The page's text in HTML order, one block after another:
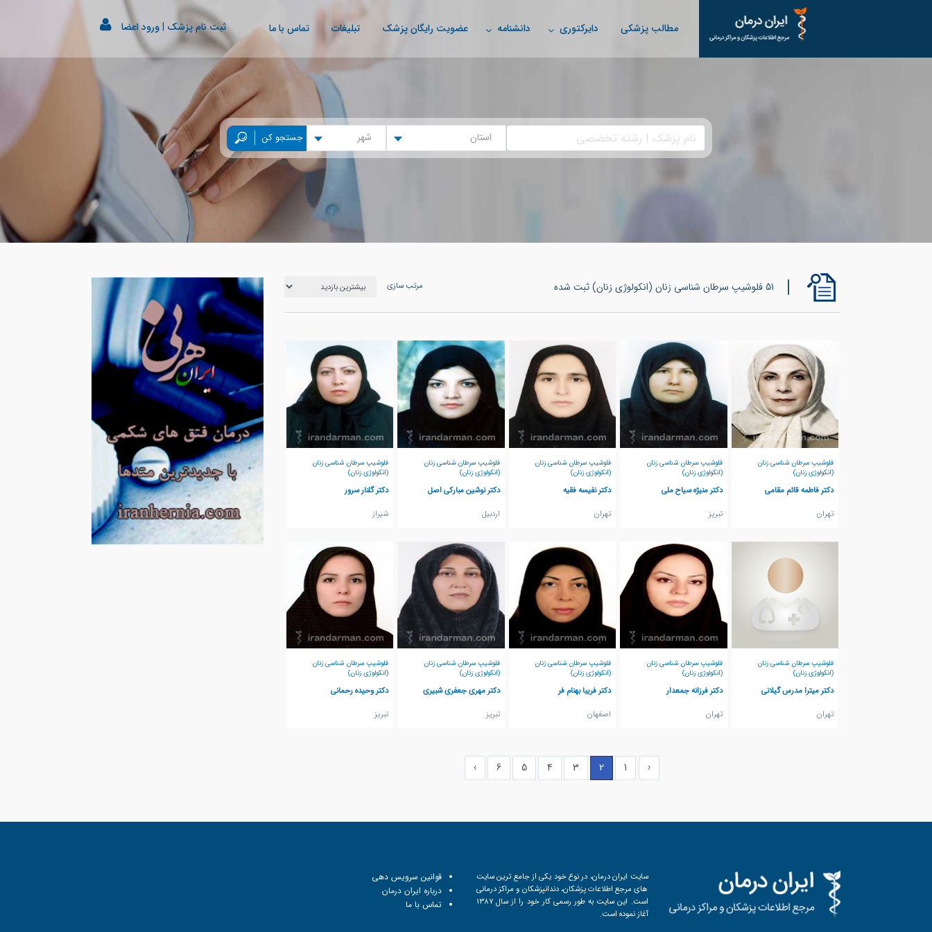
مطالب پزشکی دایرکتوری دانشنامه عضویت رایگان پزشک تبلیغات تماس با ما ثبت نام پزشک |ورود اعضا
استان شهر جستجو کن
51 فلوشیپ سرطان شناسی زنان (انکولوژی زنان) ثبت شده مرتب سازی
فلوشیپ سرطان شناسی زنان
(انکولوژی زنان)
دکتر فاطمه قائم مقامی
تهران
فلوشیپ سرطان شناسی زنان
(انکولوژی زنان)
دکتر منیژه سیاح ملی
تبريز
فلوشیپ سرطان شناسی زنان
(انکولوژی زنان)
دکتر نفیسه فقیه
تهران
فلوشیپ سرطان شناسی زنان
(انکولوژی زنان)
دکتر نوشین مبارکی اصل
اردبيل
فلوشیپ سرطان شناسی زنان
(انکولوژی زنان)
دکتر گلنار سرور
شيراز
فلوشیپ سرطان شناسی زنان
(انکولوژی زنان)
دکتر میترا مدرس گیلانی
تهران
فلوشیپ سرطان شناسی زنان
(انکولوژی زنان)
دکتر فرزانه جمعدار
تهران
فلوشیپ سرطان شناسی زنان
(انکولوژی زنان)
دکتر فریبا بهنام فر
اصفهان
فلوشیپ سرطان شناسی زنان
(انکولوژی زنان)
دکتر مهری جعفری شبیری
تبريز
فلوشیپ سرطان شناسی زنان
(انکولوژی زنان)
دکتر وحیده رحمانی
تبريز
‹
1
2
3
4
5
6
›
سایت ایران درمان، در نوع خود یکی از جامع ترین سایت
های مرجع اطلاعات پزشکان، دندانپزشکان و مراکز درمانی
است. این سایت به طور رسمی کار خود را از سال 1387
آغاز نموده است.
قوانین سرویس دهی
درباره ایران درمان
تماس با ما